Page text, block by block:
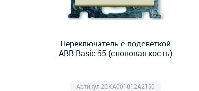
Переключатель с подсветкой
ABB Basic 55 (слоновая кость)
Артикул 2CKA001012A2150